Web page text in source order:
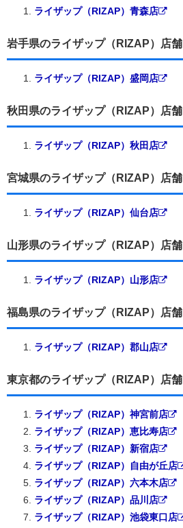
ライザップ（RIZAP）青森店
岩手県のライザップ（RIZAP）店舗
ライザップ（RIZAP）盛岡店
秋田県のライザップ（RIZAP）店舗
ライザップ（RIZAP）秋田店
宮城県のライザップ（RIZAP）店舗
ライザップ（RIZAP）仙台店
山形県のライザップ（RIZAP）店舗
ライザップ（RIZAP）山形店
福島県のライザップ（RIZAP）店舗
ライザップ（RIZAP）郡山店
東京都のライザップ（RIZAP）店舗
ライザップ（RIZAP）神宮前店
ライザップ（RIZAP）恵比寿店
ライザップ（RIZAP）新宿店
ライザップ（RIZAP）自由が丘店
ライザップ（RIZAP）六本木店
ライザップ（RIZAP）品川店
ライザップ（RIZAP）池袋東口店